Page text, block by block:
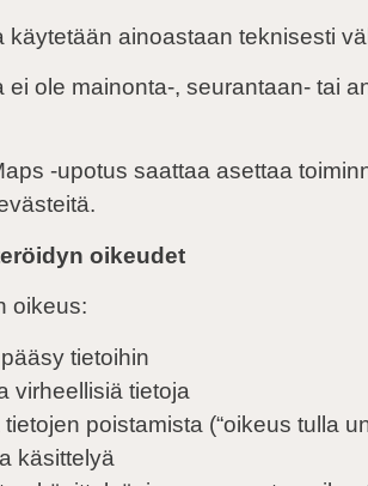
käytetään ainoastaan teknisesti
ei ole mainonta-, seurantaan- tai
-upotus saattaa asettaa
oikeudet
oikeus:
tietoihin
virheellisiä tietoja
poistamista (“oikeus tulla
käsittelyä